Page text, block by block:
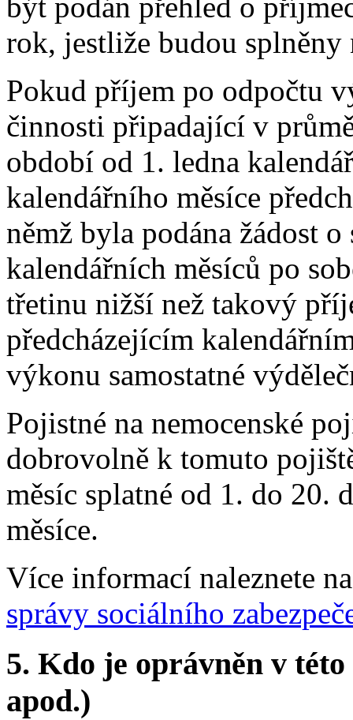
rok, jestliže budou
Pokud příjem po odpočtu
činnosti připadající v
období od 1. ledna
kalendářního měsíce
němž byla podána žádost
kalendářních měsíců po
třetinu nižší než takový
předcházejícím
výkonu samostatné
Pojistné na nemocenské
dobrovolně k tomuto
měsíc splatné od 1. do 20.
měsíce.
Více informací naleznete
správy sociálního
5. Kdo je oprávněn v
apod.)